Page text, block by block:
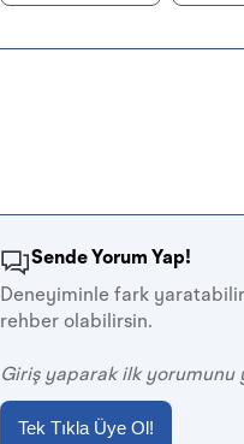
Sende Yorum Yap!
Deneyiminle fark
rehber olabilirsin.
Giriş yaparak ilk yorumunu
Tek Tıkla Üye Ol!